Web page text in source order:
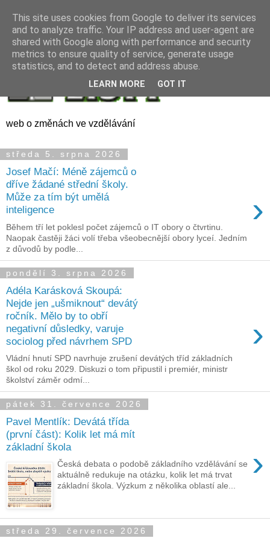
web o změnách ve vzdělávání
středa 5. srpna 2026
Josef Mačí: Méně zájemců o
dříve žádané střední školy.
Může za tím být umělá
inteligence
›
Během tří let poklesl počet zájemců o IT obory o čtvrtinu.
Naopak častěji žáci volí třeba všeobecnější obory lyceí. Jedním
z důvodů by podle...
pondělí 3. srpna 2026
Adéla Karásková Skoupá:
Nejde jen „ušmiknout“ devátý
ročník. Mělo by to obří
negativní důsledky, varuje
sociolog před návrhem SPD
›
Vládní hnutí SPD navrhuje zrušení devátých tříd základních
škol od roku 2029. Diskuzi o tom připustil i premiér, ministr
školství záměr odmí...
pátek 31. července 2026
Pavel Mentlík: Devátá třída
(první část): Kolik let má mít
základní škola
›
Česká debata o podobě základního vzdělávání se
aktuálně redukuje na otázku, kolik let má trvat
základní škola. Výzkum z několika oblastí ale...
středa 29. července 2026
This site uses cookies from Google to deliver its services
and to analyze traffic. Your IP address and user-agent are
shared with Google along with performance and security
metrics to ensure quality of service, generate usage
statistics, and to detect and address abuse.
LEARN MORE GOT IT